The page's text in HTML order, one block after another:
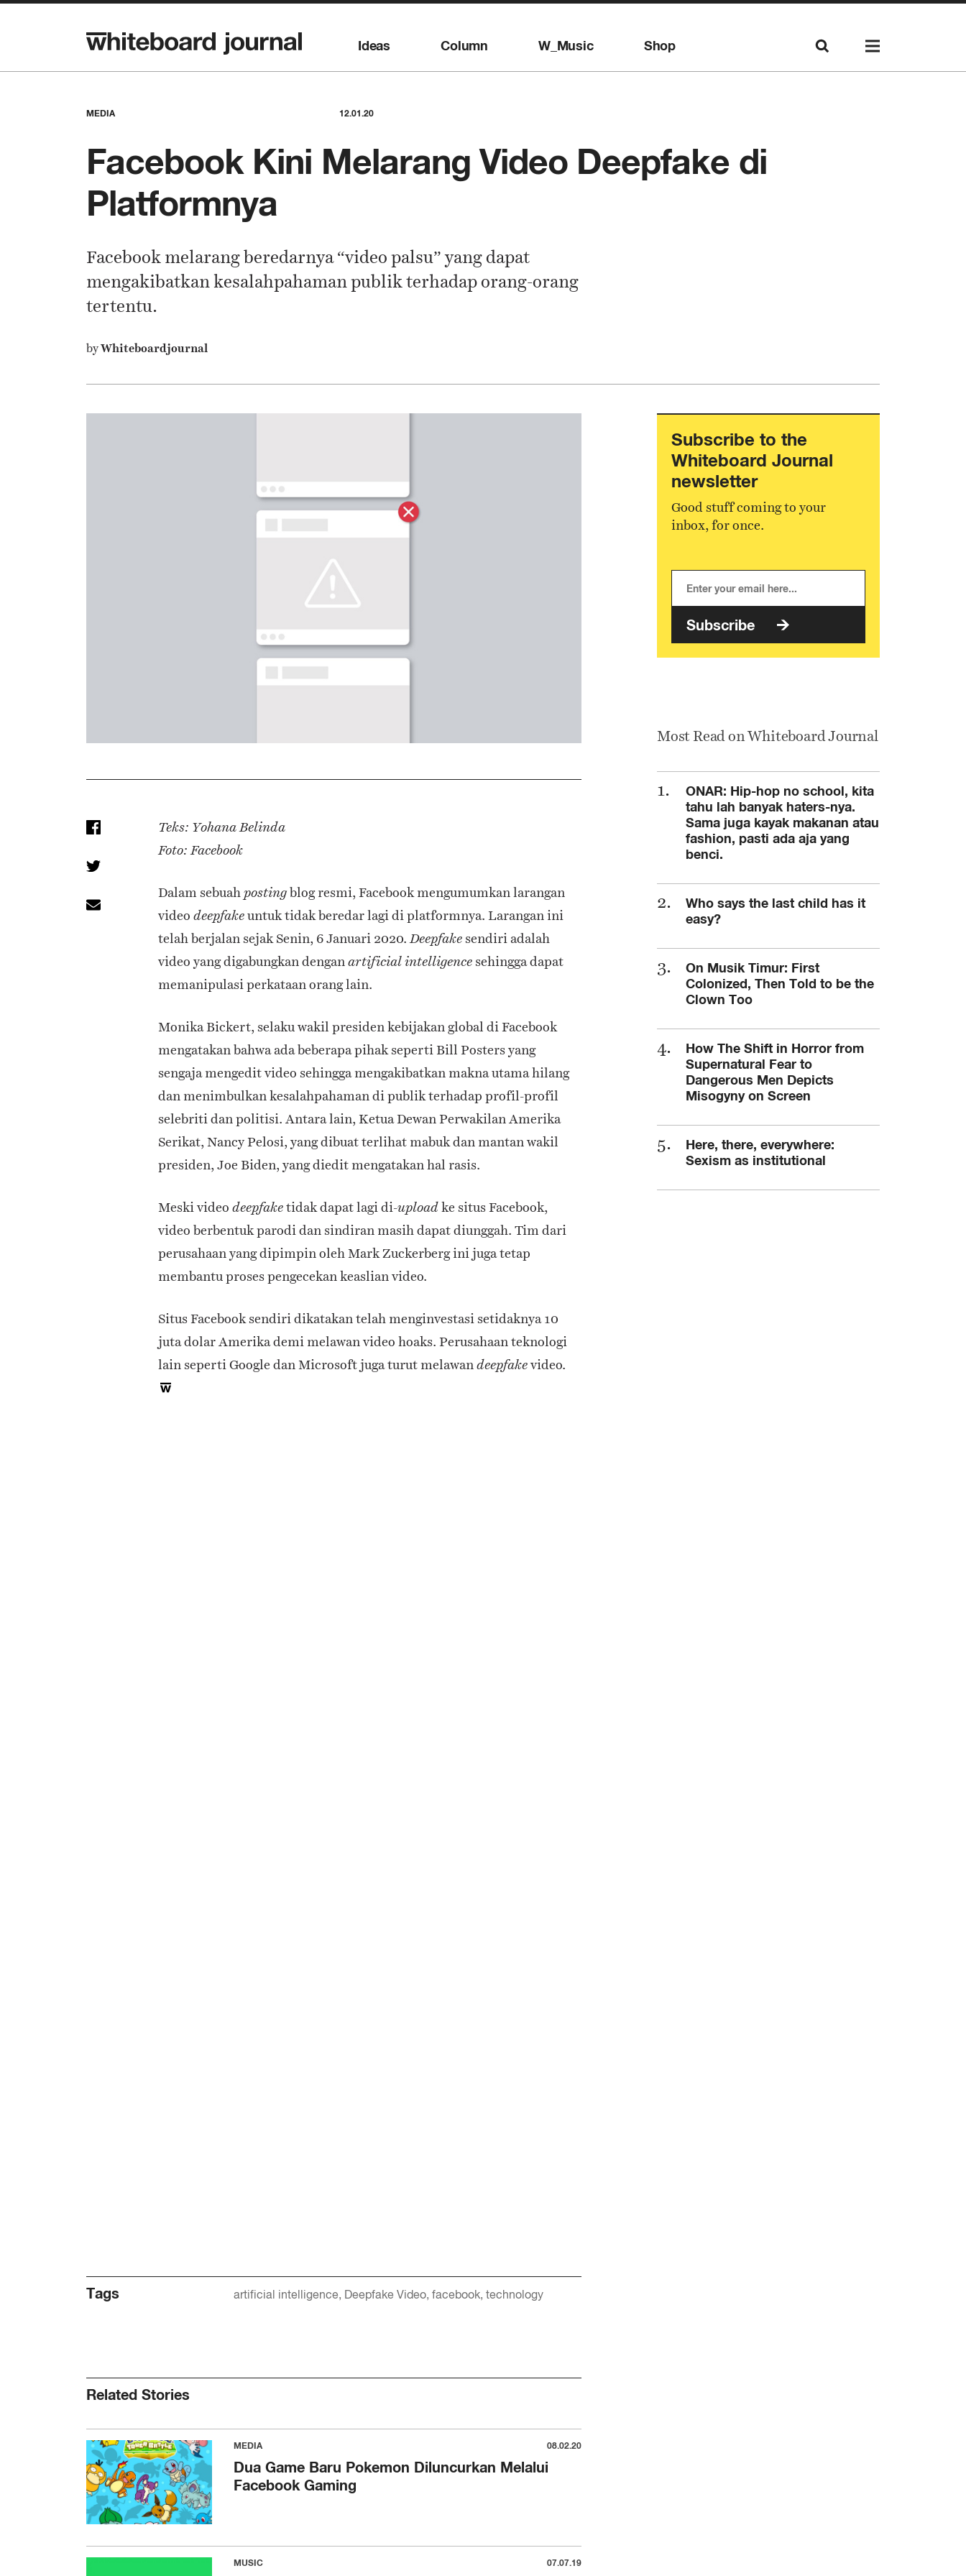
Ideas Column W_Music Shop
MEDIA 12.01.20
Facebook Kini Melarang Video Deepfake di
Platformnya
Facebook melarang beredarnya “video palsu” yang dapat
mengakibatkan kesalahpahaman publik terhadap orang-orang
tertentu.
byWhiteboardjournal
Teks: Yohana Belinda
Foto: Facebook
Dalam sebuahpostingblog resmi, Facebook mengumumkan larangan
video deepfakeuntuk tidak beredar lagi di platformnya. Larangan ini
telah berjalan sejak Senin, 6 Januari 2020.Deepfake sendiri adalah
video yang digabungkan denganartificial intelligence sehingga dapat
memanipulasi perkataan orang lain.
Monika Bickert, selaku wakil presiden kebijakan global di Facebook
mengatakan bahwa ada beberapa pihak seperti Bill Postersyang
sengaja mengedit video sehinggamengakibatkan makna utama hilang
dan menimbulkan kesalahpahaman di publik terhadap profil-profil
selebriti dan politisi. Antara lain, Ketua Dewan Perwakilan Amerika
Serikat, Nancy Pelosi, yang dibuat terlihat mabuk dan mantan wakil
presiden, Joe Biden, yang dieditmengatakan hal rasis.
Meski video deepfaketidak dapat lagi di-uploadke situs Facebook,
video berbentuk parodi dan sindiran masih dapat diunggah. Tim dari
perusahaan yang dipimpin oleh Mark Zuckerberg ini juga tetap
membantu proses pengecekan keaslian video.
Situs Facebook sendiri dikatakan telah menginvestasi setidaknya 10
juta dolar Amerika demi melawan video hoaks. Perusahaan teknologi
lain seperti Google dan Microsoft juga turut melawandeepfakevideo.
Tags artificial intelligence Deepfake Video facebook technology
Related Stories
MEDIA 08.02.20
Dua Game Baru Pokemon Diluncurkan Melalui
Facebook Gaming
MUSIC 07.07.19
Subscribe to the
Whiteboard Journal
newsletter
Good stuff coming to your
inbox, for once.
Subscribe
Most Read on Whiteboard Journal
ONAR: Hip-hop no school, kita
tahu lah banyak haters-nya.
Sama juga kayak makanan atau
fashion, pasti ada aja yang
benci.
Who says the last child has it
easy?
On Musik Timur: First
Colonized, Then Told to be the
Clown Too
How The Shift in Horror from
Supernatural Fear to
Dangerous Men Depicts
Misogyny on Screen
Here, there, everywhere:
Sexism as institutional